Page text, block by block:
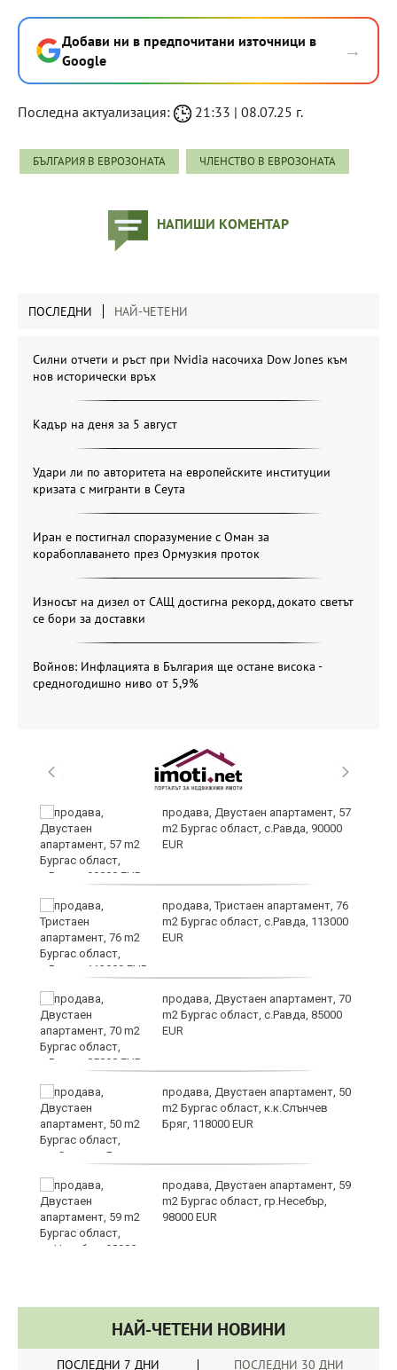
Добави ни в предпочитани източници в
Google
→
Последна актуализация: 21:33 | 08.07.25 г.
БЪЛГАРИЯ В ЕВРОЗОНАТА ЧЛЕНСТВО В ЕВРОЗОНАТА
НАПИШИ КОМЕНТАР
ПОСЛЕДНИ НАЙ-ЧЕТЕНИ
Силни отчети и ръст при Nvidia насочиха Dow Jones към
нов исторически връх
Кадър на деня за 5 август
Удари ли по авторитета на европейските институции
кризата с мигранти в Сеута
Иран е постигнал споразумение с Оман за
корабоплаването през Ормузкия проток
Износът на дизел от САЩ достигна рекорд, докато светът
се бори за доставки
Войнов: Инфлацията в България ще остане висока -
средногодишно ниво от 5,9%
продава, Двустаен апартамент, 57
m2 Бургас област, с.Равда, 90000
EUR
продава, Тристаен апартамент, 76
m2 Бургас област, с.Равда, 113000
EUR
продава, Двустаен апартамент, 70
m2 Бургас област, с.Равда, 85000
EUR
продава, Двустаен апартамент, 50
m2 Бургас област, к.к.Слънчев
Бряг, 118000 EUR
продава, Двустаен апартамент, 59
m2 Бургас област, гр.Несебър,
98000 EUR
НАЙ-ЧЕТЕНИ НОВИНИ
ПОСЛЕДНИ 7 ДНИ ПОСЛЕДНИ 30 ДНИ